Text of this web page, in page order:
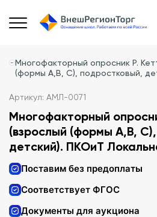
Многофакторный опросник Р.
(формы А,В, С), подростковый,
Артикул: АМЛ-0071
Многофакторный
(взрослый (формы А,В,
детский). ПКОиТ
Поставим без предоплаты
Соответствует ФГОС
Документы для аукциона